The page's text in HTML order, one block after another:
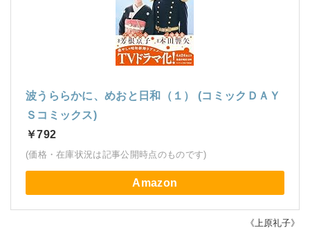
波うららかに、めおと日和（１） (コミックＤＡＹ
Ｓコミックス)
￥792
(価格・在庫状況は記事公開時点のものです)
Amazon
《上原礼子》